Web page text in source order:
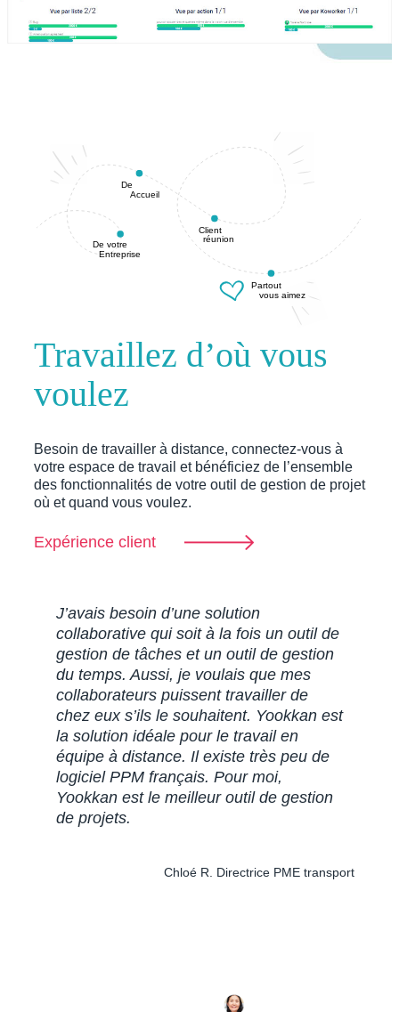
De votre
Entreprise
Client
réunion
De
Accueil
Partout
vous aimez
Travaillez d’où vous
voulez
Besoin de travailler à distance, connectez-vous à
votre espace de travail et bénéficiez de l’ensemble
des fonctionnalités de votre outil de gestion de projet
où et quand vous voulez.
Expérience client
J’avais besoin d’une solution
collaborative qui soit à la fois un outil de
gestion de tâches et un outil de gestion
du temps. Aussi, je voulais que mes
collaborateurs puissent travailler de
chez eux s’ils le souhaitent. Yookkan est
la solution idéale pour le travail en
équipe à distance. Il existe très peu de
logiciel PPM français. Pour moi,
Yookkan est le meilleur outil de gestion
de projets.
Chloé R. Directrice PME transport